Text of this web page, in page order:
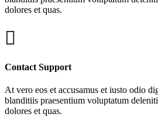
dolores et quas.
Contact Support
At vero eos et accusamus et iusto odio
blanditiis praesentium voluptatum
dolores et quas.